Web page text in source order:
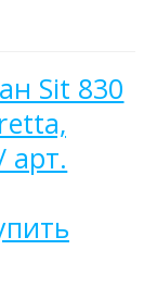
Sit 830
арт.